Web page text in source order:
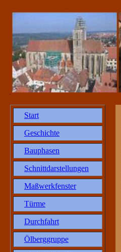
Start
Geschichte
Bauphasen
Schnittdarstellungen
Maßwerkfenster
Türme
Durchfahrt
Ölberggruppe